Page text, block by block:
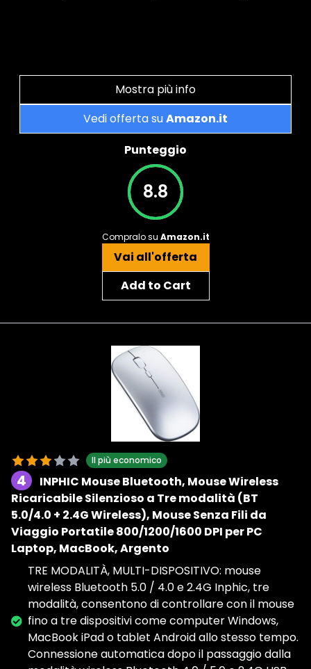
Mostra più info
Vedi offerta suAmazon.it
Punteggio
8.8
Compralo su Amazon.it
Vai all'offerta
Add to Cart
Il più economico
4
INPHIC Mouse Bluetooth, Mouse Wireless
Ricaricabile Silenzioso a Tre modalità (BT
5.0/4.0 + 2.4G Wireless), Mouse Senza Fili da
Viaggio Portatile 800/1200/1600 DPI per PC
Laptop, MacBook, Argento
TRE MODALITÀ, MULTI-DISPOSITIVO: mouse
wireless Bluetooth 5.0 / 4.0 e 2.4G Inphic, tre
modalità, consentono di controllare con il mouse
fino a tre dispositivi come computer Windows,
MacBook iPad o tablet Android allo stesso tempo.
Connessione automatica dopo il passaggio dalla